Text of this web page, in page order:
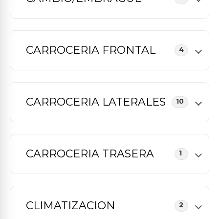
CARROCERIA FRONTAL 4
CARROCERIA LATERALES 10
CARROCERIA TRASERA 1
CLIMATIZACION 2